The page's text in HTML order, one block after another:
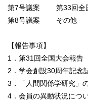
第7号議案 第33回全
第8号議案 その他
【報告事項】
1．第31回全国大会報告
2．学会創設30周年記念
3．「人間関係学研究」
4．会員の異動状況につ